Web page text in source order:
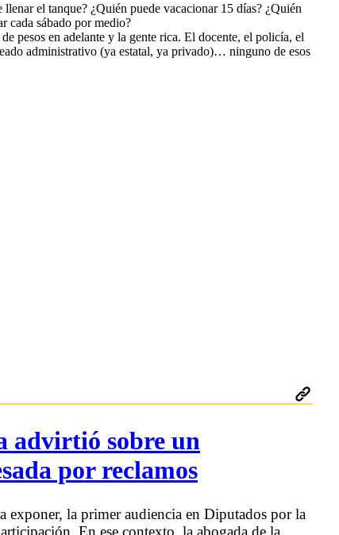
el tanque? ¿Quién puede vacacionar 15 días? ¿Quién
cada sábado por medio?
pesos en adelante y la gente rica. El docente, el policía, el
administrativo (ya estatal, ya privado)… ninguno de esos
advirtió sobre un
por reclamos
exponer, la primer audiencia en Diputados por la
En ese contexto, la abogada de la